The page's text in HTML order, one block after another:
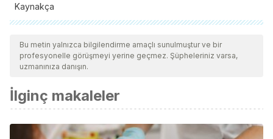
Kaynakça
Tüm alıntı yapılan kaynaklar, kalitelerini, güvenilirliklerini,
güncelliklerini ve geçerliliklerini sağlamak için ekibimiz
tarafından derinlemesine incelendi. Bu makalenin bibliyografisi
kabul edildi.
Naseeb MA., Volpe SL., Protein and exsercise in the
prevention of sarcopenia and aging. Nutr Res, 2017. 40: 1-
Bu metin yalnızca bilgilendirme amaçlı sunulmuştur ve bir
profesyonelle görüşmeyi yerine geçmez. Şüpheleriniz varsa,
uzmanınıza danışın.
İlginç makaleler